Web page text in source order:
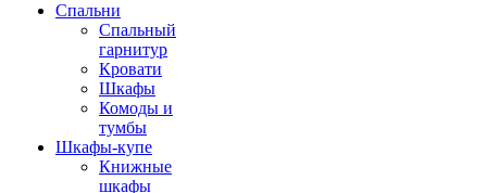
Спальни
Спальный
гарнитур
Кровати
Шкафы
Комоды и
тумбы
Шкафы-купе
Книжные
шкафы